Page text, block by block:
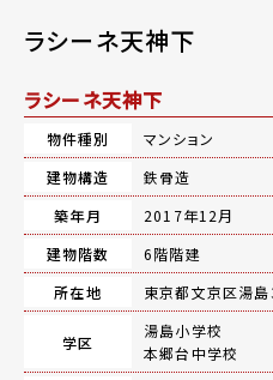
ラシーネ天神下
ラシーネ天神下
物件種別
マンション
建物構造
鉄骨造
築年月
2017年12月
建物階数
6階階建
所在地
東京都文京区湯
学区
湯島小学校
本郷台中学校